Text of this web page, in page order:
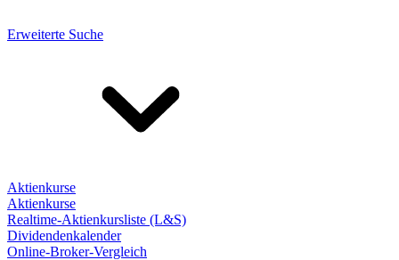
Erweiterte Suche
Aktienkurse
Aktienkurse
Realtime-Aktienkursliste (L&S)
Dividendenkalender
Online-Broker-Vergleich